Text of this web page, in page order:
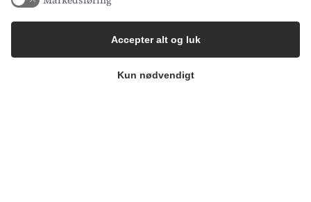
CS Accommodation A/S
Line Holm Christensen
Kun nødvendigt
Accepter alt og luk